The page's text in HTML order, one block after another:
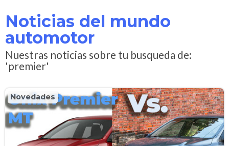
Noticias del mundo
automotor
Nuestras noticias sobre tu busqueda de:
'premier'
Novedades